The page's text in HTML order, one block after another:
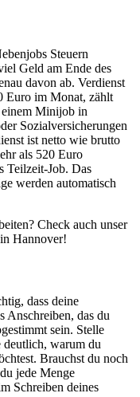
Steuern
Geld am Ende des
davon ab. Verdienst
Euro im Monat, zählt
Minijob in
Sozialversicherungen
ist netto wie brutto
als 520 Euro
Teilzeit-Job. Das
werden automatisch
Check auch unser
in Hannover!
dass deine
Anschreiben, das du
sein. Stelle
deutlich, warum du
Brauchst du noch
jede Menge
Schreiben deines